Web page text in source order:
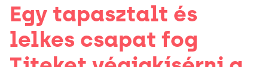
Egy tapasztalt és
lelkes csapat fog